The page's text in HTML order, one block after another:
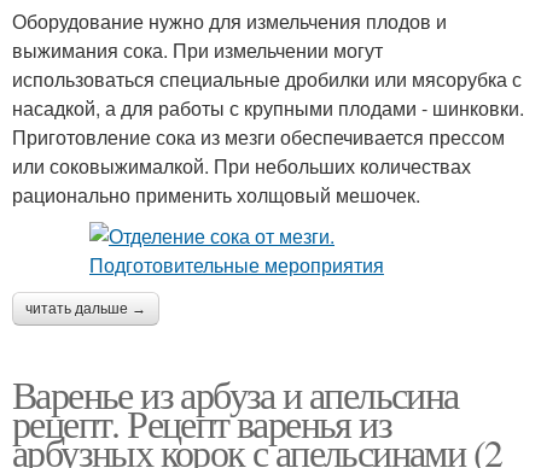
Оборудование нужно для измельчения плодов и
выжимания сока. При измельчении могут
использоваться специальные дробилки или мясорубка с
насадкой, а для работы с крупными плодами - шинковки.
Приготовление сока из мезги обеспечивается прессом
или соковыжималкой. При небольших количествах
рационально применить холщовый мешочек.
читать дальше →
Варенье из арбуза и апельсина
рецепт. Рецепт варенья из
арбузных корок с апельсинами (2